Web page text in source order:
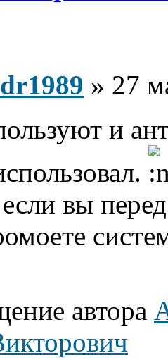
» 27
и
вы
автора